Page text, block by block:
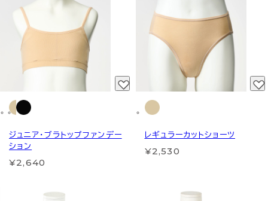
ジュニア・ブラトップファンデー
ション
¥2,640
レギュラーカットショーツ
¥2,530